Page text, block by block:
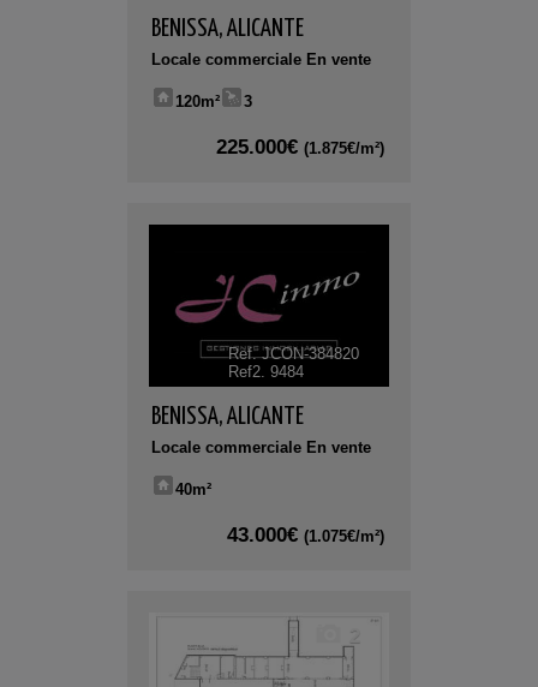
BENISSA, ALICANTE
Locale commerciale En vente
120m² 3
225.000€ (1.875€/m²)
Ref. JCON-384820
Ref2. 9484
BENISSA, ALICANTE
Locale commerciale En vente
40m²
43.000€ (1.075€/m²)
2